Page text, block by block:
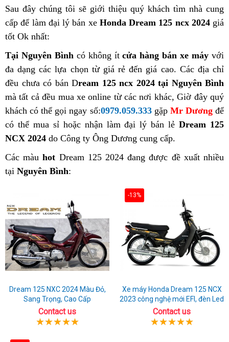
Sau đây chúng tôi sẽ giới thiệu quý khách tìm nhà cung
cấp để làm đại lý bán xe Honda Dream 125 ncx 2024giá
tốt Ok nhất:
Tại Nguyên Bìnhcó không ítcửa hàng bán xe máy với
đa dạng các lựa chọn từ giá rẻ đến giá cao. Các địa chỉ
đều chưa có bán Dream 125 ncx 2024 tại Nguyên Bình
mà tất cả đều mua xe online từ các nơi khác, Giờ đây quý
khách có thể gọi ngay số:0979.059.333gặp Mr Dươngđể
có thể mua sỉ hoặc nhận làm đại lý bán lẻDream 125
NCX 2024 do Công ty Ông Dương cung cấp.
Các màuhot Dream 125 2024 đang được đề xuất nhiều
tại Nguyên Bình:
Dream 125 NXC 2024 Màu Đỏ,
Sang Trọng, Cao Cấp
Contact us
-13%
Xe máy Honda Dream 125 NCX
2023 công nghệ mới EFI, đèn Led
Contact us